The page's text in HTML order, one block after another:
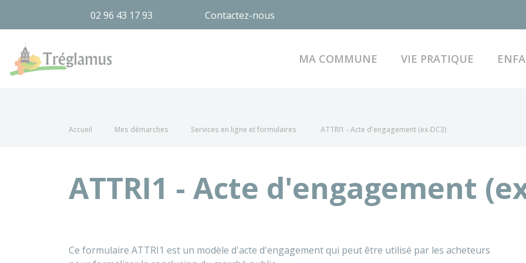
02 96 43 17 93 Contactez-nous
MA COMMUNE VIE PRATIQUE
Accueil Mes démarches Services en ligne et formulaires ATTRI1 - Acte d'engagement (ex-DC3)
ATTRI1 - Acte d'engagement
Ce formulaire ATTRI1 est un modèle d'acte d'engagement qui peut être utilisé par les acheteurs